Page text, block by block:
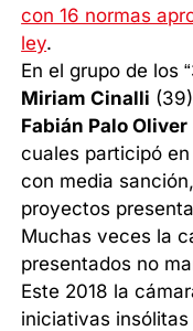
con 16 normas
ley.
En el grupo de los
Miriam Cinalli
Fabián Palo Oliver
cuales participó
con media
proyectos
Muchas veces la
presentados no
Este 2018 la
iniciativas